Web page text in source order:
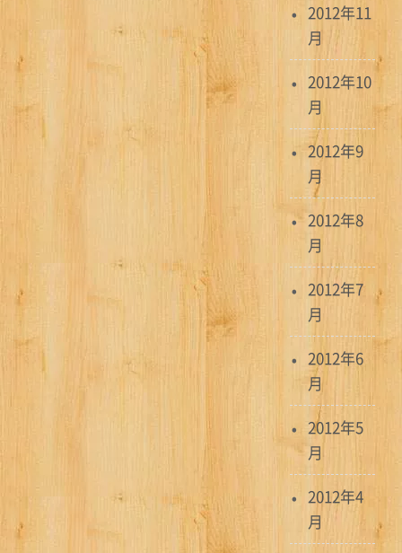
2012年11
月
2012年10
月
2012年9
月
2012年8
月
2012年7
月
2012年6
月
2012年5
月
2012年4
月